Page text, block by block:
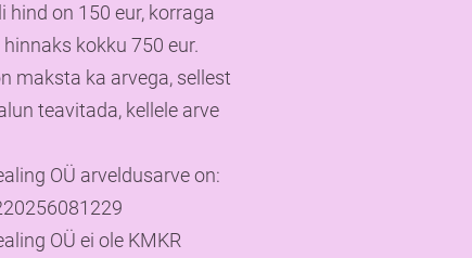
hind on 150 eur, korraga
kokku 750 eur.
maksta ka arvega, sellest
teavitada, kellele arve
OÜ arveldusarve on:
OÜ ei ole KMKR